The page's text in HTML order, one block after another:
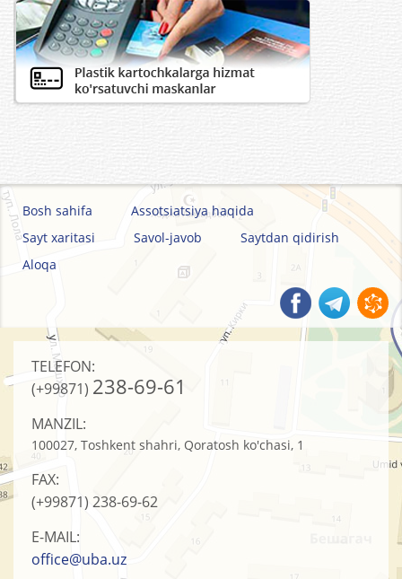
Bosh sahifa
Assotsiatsiya haqida
Sayt xaritasi
Savol-javob
Saytdan qidirish
Aloqa
TELEFON:
(+99871) 238-69-61
MANZIL:
100027, Toshkent shahri, Qoratosh ko'chasi, 1
FAX:
(+99871) 238-69-62
E-MAIL:
office@uba.uz